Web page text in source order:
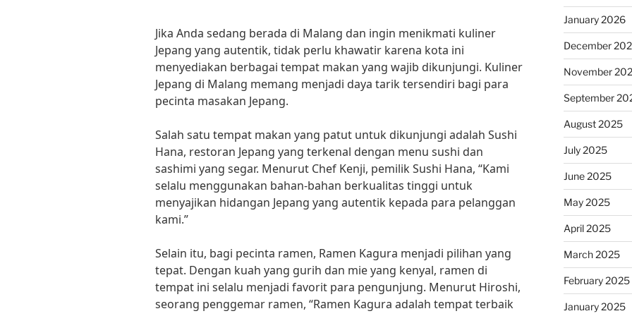
Jika Anda sedang berada di Malang dan ingin menikmati kuliner
Jepang yang autentik, tidak perlu khawatir karena kota ini
menyediakan berbagai tempat makan yang wajib dikunjungi. Kuliner
Jepang di Malang memang menjadi daya tarik tersendiri bagi para
pecinta masakan Jepang.
Salah satu tempat makan yang patut untuk dikunjungi adalah Sushi
Hana, restoran Jepang yang terkenal dengan menu sushi dan
sashimi yang segar. Menurut Chef Kenji, pemilik Sushi Hana, “Kami
selalu menggunakan bahan-bahan berkualitas tinggi untuk
menyajikan hidangan Jepang yang autentik kepada para pelanggan
kami.”
Selain itu, bagi pecinta ramen, Ramen Kagura menjadi pilihan yang
tepat. Dengan kuah yang gurih dan mie yang kenyal, ramen di
tempat ini selalu menjadi favorit para pengunjung. Menurut Hiroshi,
seorang penggemar ramen, “Ramen Kagura adalah tempat terbaik
January 2026
December
November
September
August 2025
July 2025
June 2025
May 2025
April 2025
March 2025
February 2025
January 2025